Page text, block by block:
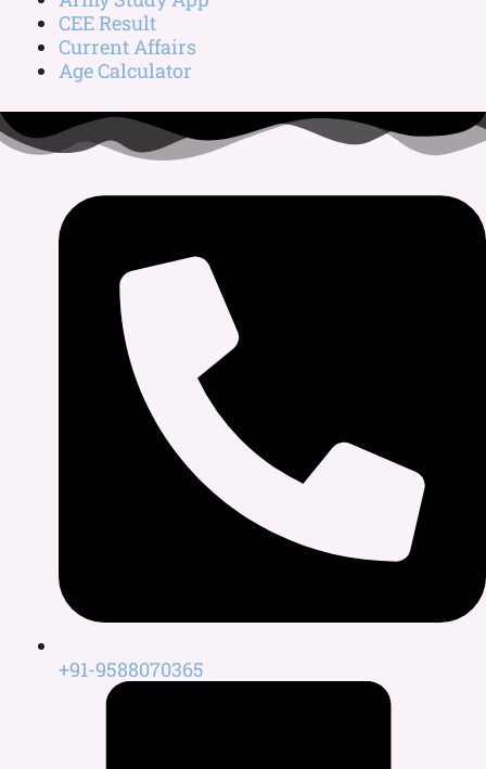
CEE Result
Current Affairs
Age Calculator
+91-9588070365